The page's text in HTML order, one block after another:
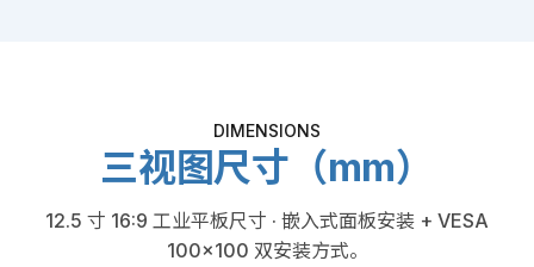
DIMENSIONS
三视图尺寸（mm）
12.5 寸 16:9 工业平板尺寸 · 嵌入式面板安装 + VESA
100×100 双安装方式。